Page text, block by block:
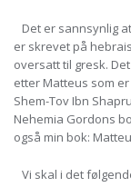
Det er sannsynlig
er skrevet på
oversatt til gresk.
etter Matteus som
Shem-Tov Ibn
Nehemia Gordons
også min bok:
Vi skal i det